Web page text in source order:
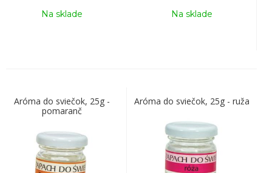
Na sklade Na sklade
Aróma do sviečok, 25g -
pomaranč
Aróma do sviečok, 25g - ruža